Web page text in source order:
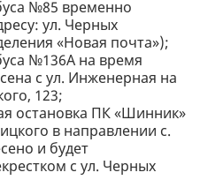
№85 временно
ул. Черных
«Новая почта»);
№136А на время
с ул. Инженерная на
123;
остановка ПК «Шинник»
в направлении с.
и будет
с ул. Черных